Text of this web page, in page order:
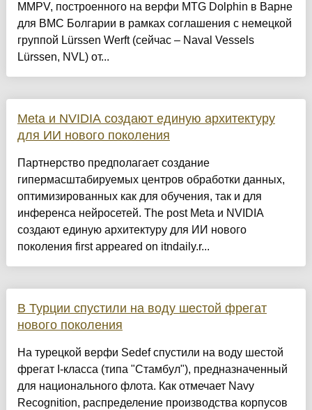
MMPV, построенного на верфи MTG Dolphin в Варне
для ВМС Болгарии в рамках соглашения с немецкой
группой Lürssen Werft (сейчас – Naval Vessels
Lürssen, NVL) от...
Meta и NVIDIA создают единую архитектуру
для ИИ нового поколения
Партнерство предполагает создание
гипермасштабируемых центров обработки данных,
оптимизированных как для обучения, так и для
инференса нейросетей. The post Meta и NVIDIA
создают единую архитектуру для ИИ нового
поколения first appeared on itndaily.r...
В Турции спустили на воду шестой фрегат
нового поколения
На турецкой верфи Sedef спустили на воду шестой
фрегат I-класса (типа "Стамбул"), предназначенный
для национального флота. Как отмечает Navy
Recognition, распределение производства корпусов